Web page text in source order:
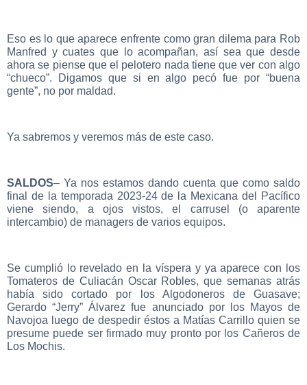
Eso es lo que aparece enfrente como gran dilema para Rob
Manfred y cuates que lo acompañan, así sea que desde
ahora se piense que el pelotero nada tiene que ver con algo
“chueco”. Digamos que si en algo pecó fue por “buena
gente”, no por maldad.
Ya sabremos y veremos más de este caso.
SALDOS– Ya nos estamos dando cuenta que como saldo
final de la temporada 2023-24 de la Mexicana del Pacífico
viene siendo, a ojos vistos, el carrusel (o aparente
intercambio) de managers de varios equipos.
Se cumplió lo revelado en la víspera y ya aparece con los
Tomateros de Culiacán Oscar Robles, que semanas atrás
había sido cortado por los Algodoneros de Guasave;
Gerardo “Jerry” Álvarez fue anunciado por los Mayos de
Navojoa luego de despedir éstos a Matías Carrillo quien se
presume puede ser firmado muy pronto por los Cañeros de
Los Mochis.